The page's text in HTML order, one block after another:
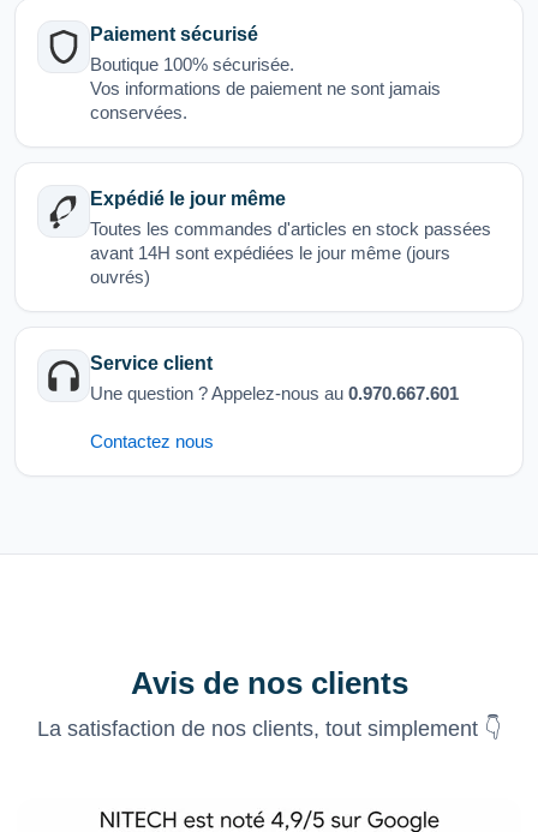
Paiement sécurisé
Boutique 100% sécurisée.
Vos informations de paiement ne sont jamais
conservées.
Expédié le jour même
Toutes les commandes d'articles en stock passées
avant 14H sont expédiées le jour même (jours
ouvrés)
Service client
Une question ? Appelez-nous au 0.970.667.601
Contactez nous
Avis de nos clients
La satisfaction de nos clients, tout simplement 👇